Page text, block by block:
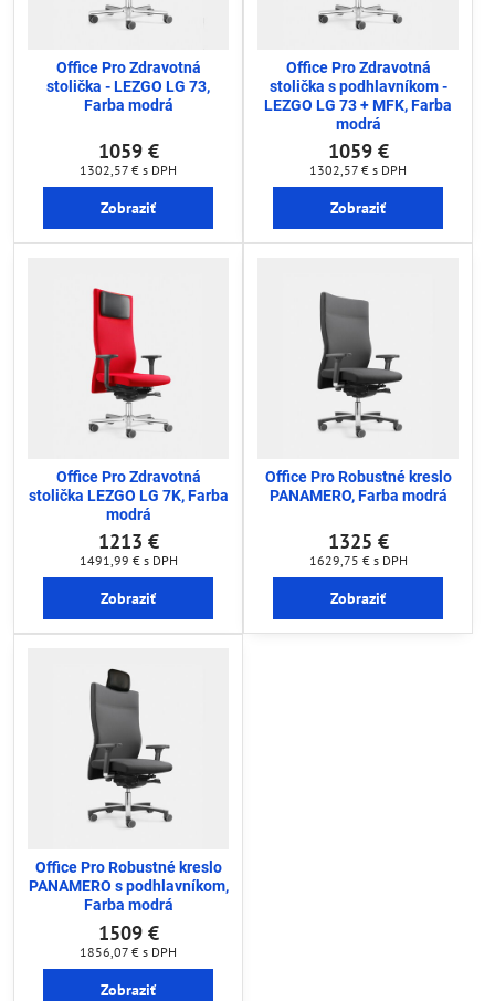
Office Pro Zdravotná
stolička - LEZGO LG 73,
Farba modrá
1059 €
1302,57 € s DPH
Zobraziť
Office Pro Zdravotná
stolička s podhlavníkom -
LEZGO LG 73 + MFK, Farba
modrá
1059 €
1302,57 € s DPH
Zobraziť
Office Pro Zdravotná
stolička LEZGO LG 7K, Farba
modrá
1213 €
1491,99 € s DPH
Zobraziť
Office Pro Robustné kreslo
PANAMERO, Farba modrá
1325 €
1629,75 € s DPH
Zobraziť
Office Pro Robustné kreslo
PANAMERO s podhlavníkom,
Farba modrá
1509 €
1856,07 € s DPH
Zobraziť